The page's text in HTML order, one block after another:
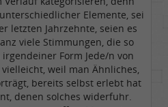
Elemente, sei
letzten Jahrzehnte, seien es
viele Stimmungen, die so
Form Jede/n von
weil man Ähnliches,
bereits selbst erlebt hat
denen solches widerfuhr.